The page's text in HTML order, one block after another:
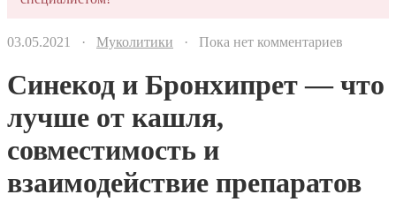
03.05.2021 · Муколитики · Пока нет комментариев
Синекод и Бронхипрет — что
лучше от кашля,
совместимость и
взаимодействие препаратов